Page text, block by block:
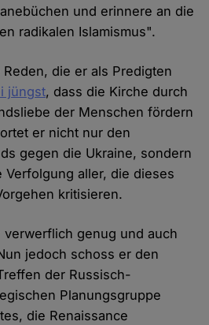
und erinnere an die
radikalen Islamismus".
die er als Predigten
jüngst, dass die Kirche durch
der Menschen fördern
er nicht nur den
gegen die Ukraine, sondern
Verfolgung aller, die dieses
kritisieren.
verwerflich genug und auch
jedoch schoss er den
der Russisch-
Planungsgruppe
die Renaissance